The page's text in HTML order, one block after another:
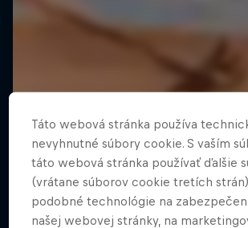
Táto webová stránka používa
nevyhnutné súbory cookie. S vaším
táto webová stránka používať ďalšie
(vrátane súborov cookie tretích
podobné technológie na
našej webovej stránky, na